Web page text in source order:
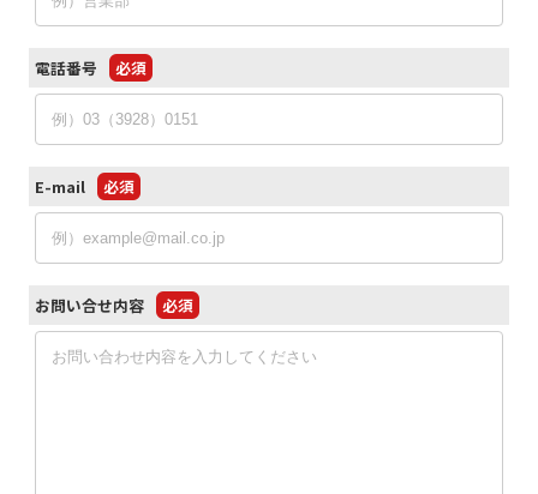
電話番号 必須
E-mail 必須
お問い合せ内容 必須